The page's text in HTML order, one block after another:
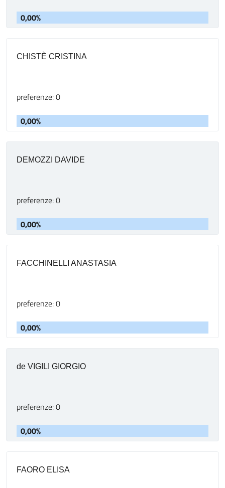
0,00%
CHISTÈ CRISTINA
preferenze: 0
0,00%
DEMOZZI DAVIDE
preferenze: 0
0,00%
FACCHINELLI ANASTASIA
preferenze: 0
0,00%
de VIGILI GIORGIO
preferenze: 0
0,00%
FAORO ELISA